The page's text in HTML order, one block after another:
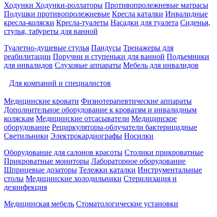
Ходунки Ходунки-роллаторы Противопролежневые матрасы
Подушки противопролежневые Кресла каталки Инвалидные
кресла-коляски Кресла-туалеты Насадки для туалета Сиденья,
стулья, табуреты для ванной
Туалетно-душевые стулья Пандусы Тренажеры для
реабилитации Поручни и ступеньки для ванной Подъемники
для инвалидов Слуховые аппараты Мебель для инвалидов
Для компаний и специалистов
Медицинские кровати Физиотерапевтические аппараты
Дополнительное оборудование к кроватям и инвалидным
коляскам Медицинские отсасыватели Медицинское
оборудование Рециркуляторы-облучатели бактерицидные
Светильники Электрокардиографы Носилки
Оборудование для салонов красоты Столики прикроватные
Прикроватные мониторы Лабораторное оборудование
Шприцевые дозаторы Тележки каталки Инструментальные
столы Медицинские холодильники Стерилизация и
дезинфекция
Медицинская мебель Стоматологические установки